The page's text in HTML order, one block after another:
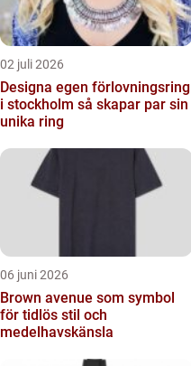
02 juli 2026
Designa egen förlovningsring
i stockholm så skapar par sin
unika ring
06 juni 2026
Brown avenue som symbol
för tidlös stil och
medelhavskänsla